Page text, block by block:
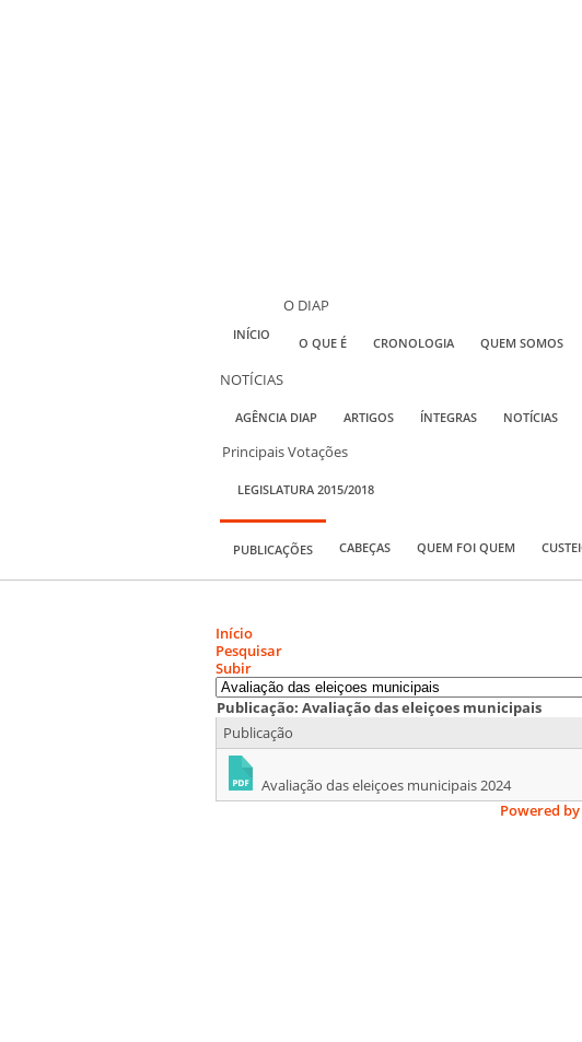
INÍCIO
O DIAP
O QUE É CRONOLOGIA QUEM SOMOS
NOTÍCIAS
AGÊNCIA DIAP ARTIGOS ÍNTEGRAS NOTÍCIAS
Principais Votações
LEGISLATURA 2015/2018
PUBLICAÇÕES CABEÇAS QUEM FOI QUEM
Início
Pesquisar
Subir
Publicação: Avaliação das eleiçoes municipais
Publicação
Avaliação das eleiçoes municipais 2024
Powered